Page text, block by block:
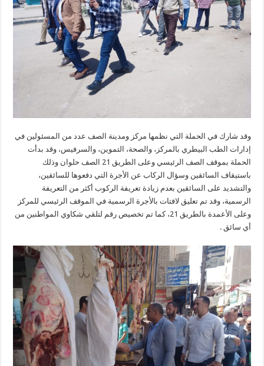
وقد شارك في الحملة التي نظمها مركز ومدينة الصف عدد من المسئولين في
إدارات الطب البيطري بالمركز، والصحة، التموين، والسرفيس، وقد بدأت
الحملة بموقف الصف الرئيسي وعلى الطريق 21 الصف حلوان وذلك
باستيقاف السائقين وسؤال الركاب عن الأجرة التي دفعوها للسائقين،
والتشديد على السائقين بعدم زيادة تعريفة الركوب أكثر من التعريفة
الرسمية، وقد تم تعليق لافتات بالأجرة الرسمية في الموقف الرئيسي للمركز
وعلى الأعمدة بالطريق 21، كما تم تخصيص رقم لتلقي شكاوي المواطنين من
أي سائق .